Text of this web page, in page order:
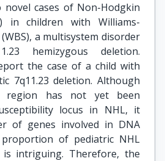
cases of Non-Hodgkin
in children with Williams-
a multisystem disorder
hemizygous deletion.
the case of a child with
7q11.23 deletion. Although
region has not yet been
locus in NHL, it
of genes involved in DNA
of pediatric NHL
intriguing. Therefore, the